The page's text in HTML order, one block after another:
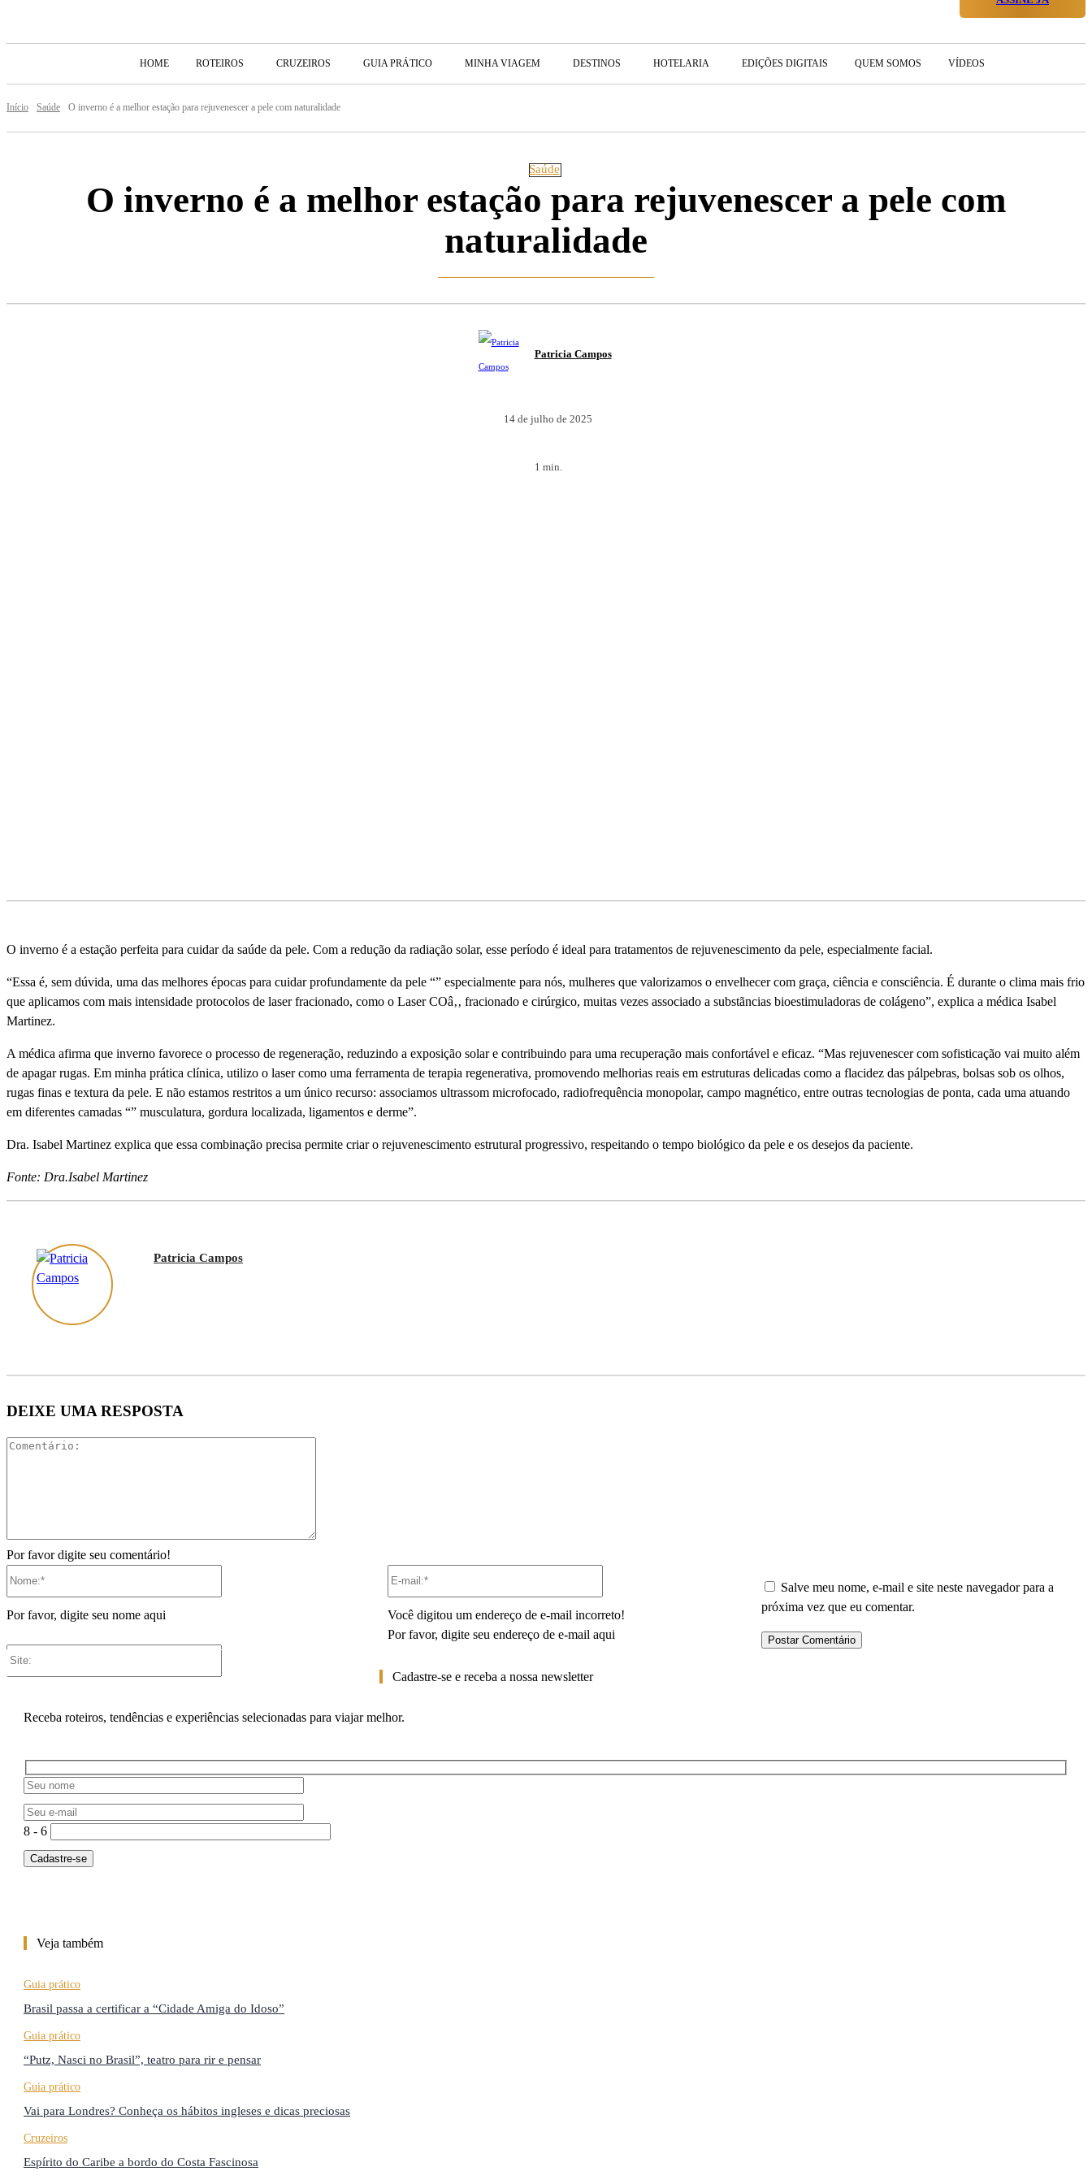
HOME ROTEIROS CRUZEIROS GUIA PRÁTICO MINHA VIAGEM DESTINOS HOTELARIA EDIÇÕES DIGITAIS QUEM SOMOS VÍDEOS
Início Saúde O inverno é a melhor estação para rejuvenescer a pele com naturalidade
Saúde
O inverno é a melhor estação para rejuvenescer a pele com
naturalidade
Patricia Campos
14 de julho de 2025
1 min.
O inverno é a estação perfeita para cuidar da saúde da pele. Com a redução da radiação solar, esse perí­odo é ideal para tratamentos de rejuvenescimento da pele, especialmente facial.
“Essa é, sem dúvida, uma das melhores épocas para cuidar profundamente da pele “” especialmente para nós, mulheres que valorizamos o envelhecer com graça, ciência e consciência. É durante o clima mais frio
que aplicamos com mais intensidade protocolos de laser fracionado, como o Laser COâ‚‚ fracionado e cirúrgico, muitas vezes associado a substãncias bioestimuladoras de colágeno”, explica a médica Isabel
Martinez.
A médica afirma que inverno favorece o processo de regeneração, reduzindo a exposição solar e contribuindo para uma recuperação mais confortável e eficaz. “Mas rejuvenescer com sofisticação vai muito além
de apagar rugas. Em minha prática clí­nica, utilizo o laser como uma ferramenta de terapia regenerativa, promovendo melhorias reais em estruturas delicadas como a flacidez das pálpebras, bolsas sob os olhos,
rugas finas e textura da pele. E não estamos restritos a um único recurso: associamos ultrassom microfocado, radiofrequência monopolar, campo magnético, entre outras tecnologias de ponta, cada uma atuando
em diferentes camadas “” musculatura, gordura localizada, ligamentos e derme”.
Dra. Isabel Martinez explica que essa combinação precisa permite criar o rejuvenescimento estrutural progressivo, respeitando o tempo biológico da pele e os desejos da paciente.
Fonte: Dra.Isabel Martinez
Patricia Campos
DEIXE UMA RESPOSTA
Por favor digite seu comentário!
Por favor, digite seu nome aqui
Você digitou um endereço de e-mail incorreto!
Por favor, digite seu endereço de e-mail aqui
Site:
Salve meu nome, e-mail e site neste navegador para a
próxima vez que eu comentar.
Cadastre-se e receba a nossa newsletter
Receba roteiros, tendências e experiências selecionadas para viajar melhor.
8 - 6
Veja também
Guia prático
Brasil passa a certificar a “Cidade Amiga do Idoso”
Guia prático
“Putz, Nasci no Brasil”, teatro para rir e pensar
Guia prático
Vai para Londres? Conheça os hábitos ingleses e dicas preciosas
Cruzeiros
Espírito do Caribe a bordo do Costa Fascinosa